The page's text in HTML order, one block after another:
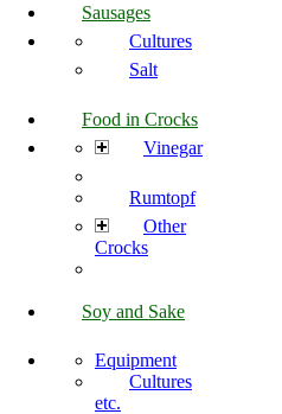
Sausages
Cultures
Salt
Food in Crocks
Vinegar
Rumtopf
Other
Crocks
Soy and Sake
Equipment
Cultures
etc.